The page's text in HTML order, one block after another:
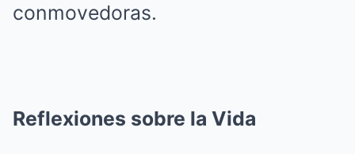
conmovedoras.
Reflexiones sobre la Vida